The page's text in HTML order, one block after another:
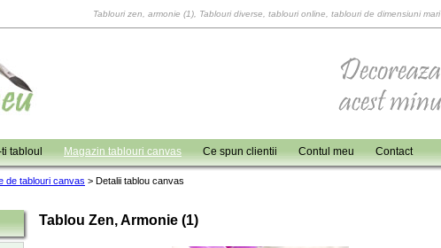
Tablouri zen, armonie (1), Tablouri diverse, tablouri online, tablouri de dimensiuni mari
tabloul Magazin tablouri canvas Ce spun clientii Contul meu Contact
de tablouri canvas > Detalii tablou canvas
Tablou Zen, Armonie (1)